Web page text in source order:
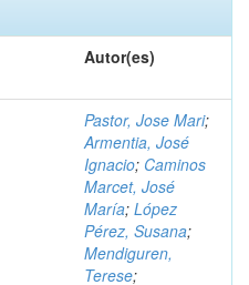
Autor(es)
Pastor, Jose Mari;
Armentia, José
Ignacio; Caminos
Marcet, José
María; López
Pérez, Susana;
Mendiguren,
Terese;